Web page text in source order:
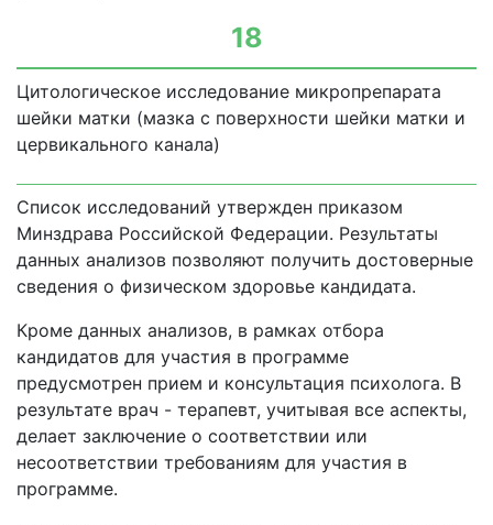
18
Цитологическое исследование микропрепарата
шейки матки (мазка с поверхности шейки матки и
цервикального канала)
Список исследований утвержден приказом
Минздрава Российской Федерации. Результаты
данных анализов позволяют получить достоверные
сведения о физическом здоровье кандидата.
Кроме данных анализов, в рамках отбора
кандидатов для участия в программе
предусмотрен прием и консультация психолога. В
результате врач - терапевт, учитывая все аспекты,
делает заключение о соответствии или
несоответствии требованиям для участия в
программе.